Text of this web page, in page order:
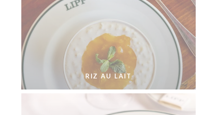
RIZ AU LAIT